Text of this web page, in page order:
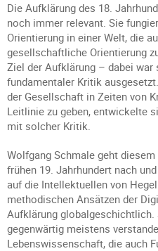
Die Aufklärung des 18.
noch immer relevant. Sie
Orientierung in einer Welt, die
gesellschaftliche Orientierung
Ziel der Aufklärung – dabei
fundamentaler Kritik
der Gesellschaft in Zeiten von
Leitlinie zu geben, entwickelte
mit solcher Kritik.
Wolfgang Schmale geht
frühen 19. Jahrhundert nach
auf die Intellektuellen von
methodischen Ansätzen der
Aufklärung
gegenwärtig meistens
Lebenswissenschaft, die auch